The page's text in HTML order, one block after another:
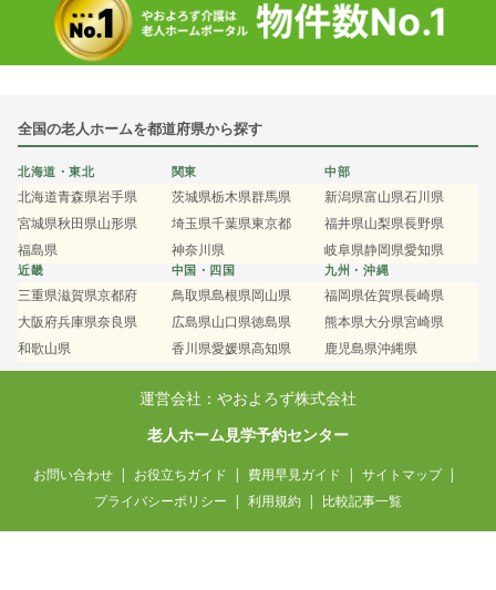
全国の老人ホームを都道府県から探す
北海道・東北
北海道青森県岩手県
宮城県秋田県山形県
福島県
関東
茨城県栃木県群馬県
埼玉県千葉県東京都
神奈川県
中部
新潟県富山県石川県
福井県山梨県長野県
岐阜県静岡県愛知県
近畿
三重県滋賀県京都府
大阪府兵庫県奈良県
和歌山県
中国・四国
鳥取県島根県岡山県
広島県山口県徳島県
香川県愛媛県高知県
九州・沖縄
福岡県佐賀県長崎県
熊本県大分県宮崎県
鹿児島県沖縄県
運営会社：やおよろず株式会社
老人ホーム見学予約センター
お問い合わせ お役立ちガイド 費用早見ガイド
サイトマップ
プライバシーポリシー
利用規約 比較記事一覧